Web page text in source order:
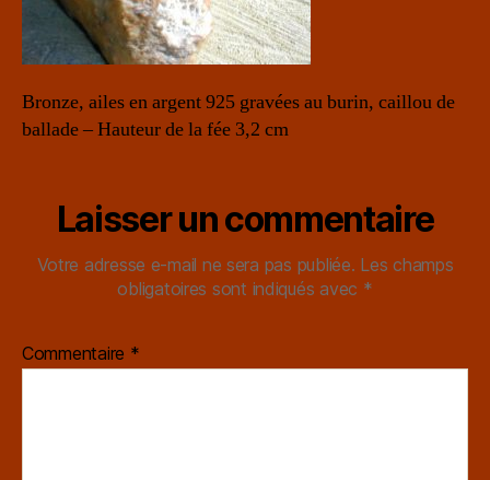
Bronze, ailes en argent 925 gravées au burin, caillou de
ballade – Hauteur de la fée 3,2 cm
Laisser un commentaire
Votre adresse e-mail ne sera pas publiée. Les champs
obligatoires sont indiqués avec *
Commentaire *